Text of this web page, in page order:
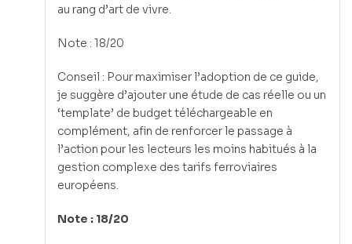
au rang d’art de vivre.
Note : 18/20
Conseil : Pour maximiser l’adoption de ce guide,
je suggère d’ajouter une étude de cas réelle ou un
‘template’ de budget téléchargeable en
complément, afin de renforcer le passage à
l’action pour les lecteurs les moins habitués à la
gestion complexe des tarifs ferroviaires
européens.
Note : 18/20